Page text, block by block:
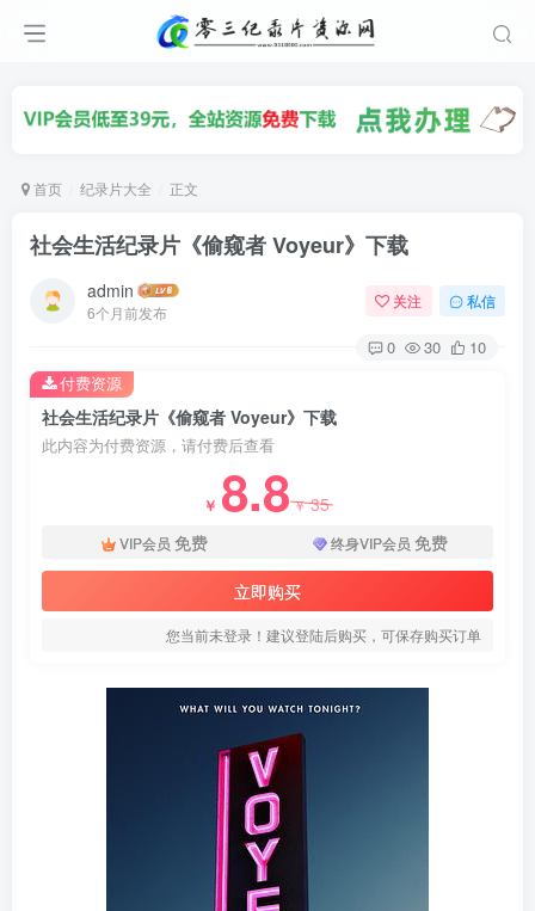
首页 纪录片大全 正文
社会生活纪录片《偷窥者 Voyeur》下载
admin
6个月前发布
关注 私信
0 30 10
社会生活纪录片《偷窥者 Voyeur》下载
此内容为付费资源，请付费后查看
￥ 8.8￥35
VIP会员 免费 终身VIP会员 免费
立即购买
您当前未登录！建议登陆后购买，可保存购买订单
付费资源